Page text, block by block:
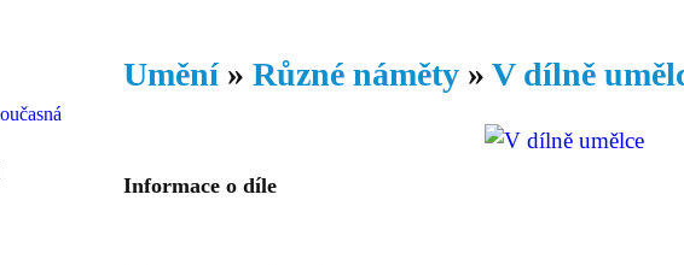
Umění » Různé náměty » V dílně
Informace o díle